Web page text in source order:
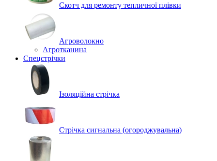
Скотч для ремонту тепличної плівки
Агроволокно
Агротканина
Спецстрічки
Ізоляційна стрічка
Стрічка сигнальна (огороджувальна)